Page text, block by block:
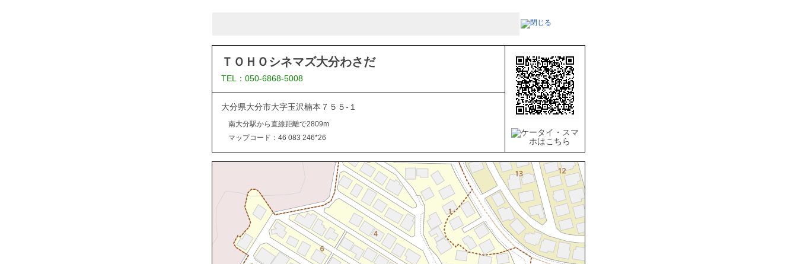
ＴＯＨＯシネマズ大分わさだ
TEL：050-6868-5008
大分県大分市大字玉沢楠本７５５-１
南大分駅から直線距離で2809m
マップコード：46 083 246*26